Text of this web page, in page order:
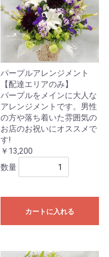
パープルアレンジメント
【配達エリアのみ】
パープルをメインに大人な
アレンジメントです。男性
の方や落ち着いた雰囲気の
お店のお祝いにオススメで
す!
￥13,200
数量
カートに入れる